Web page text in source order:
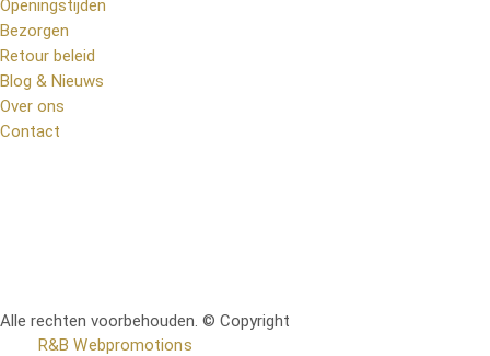
Openingstijden
Bezorgen
Retour beleid
Blog & Nieuws
Over ons
Contact
Alle rechten voorbehouden. © Copyright
R&B Webpromotions